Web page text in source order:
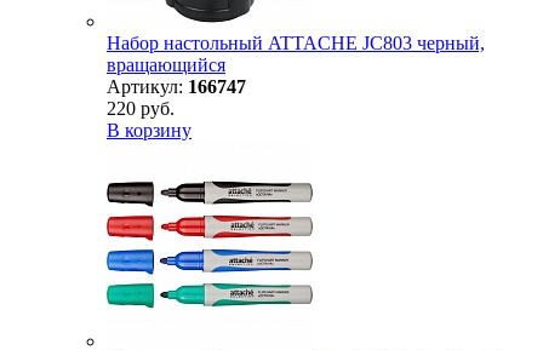
Набор настольный ATTACHE JC803 черный,
вращающийся
Артикул: 166747
220 руб.
В корзину